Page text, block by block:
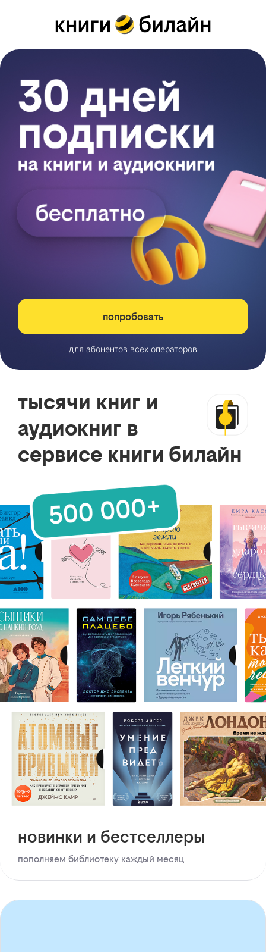
попробовать
для абонентов всех операторов
тысячи книг и
аудиокниг в
сервисе книги билайн
новинки и бестселлеры
пополняем библиотеку каждый месяц